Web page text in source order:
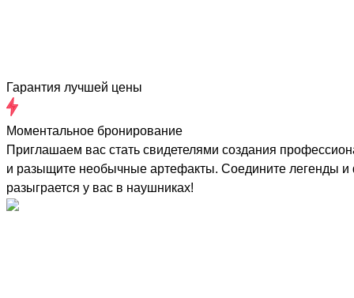
Гарантия лучшей цены
Моментальное бронирование
Приглашаем вас стать свидетелями создания
и разыщите необычные артефакты. Соедините легенды и
разыграется у вас в наушниках!